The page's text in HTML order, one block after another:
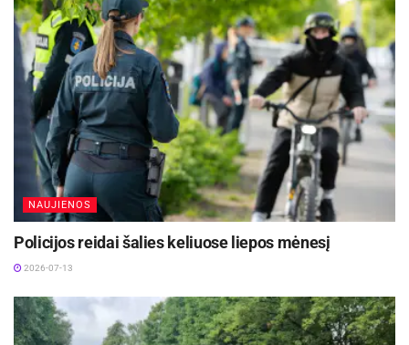
NAUJIENOS
Policijos reidai šalies keliuose liepos mėnesį
2026-07-13